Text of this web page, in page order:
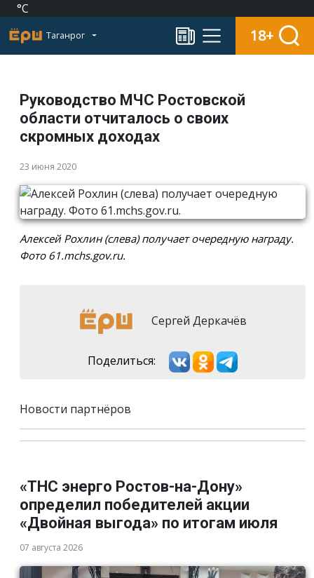
°C
Таганрог 18+
Руководство МЧС Ростовской
области отчиталось о своих
скромных доходах
23 июня 2020
Алексей Рохлин (слева) получает очередную награду.
Фото 61.mchs.gov.ru.
Сергей Деркачёв
Поделиться:
Новости партнёров
«ТНС энерго Ростов-на-Дону»
определил победителей акции
«Двойная выгода» по итогам июля
07 августа 2026